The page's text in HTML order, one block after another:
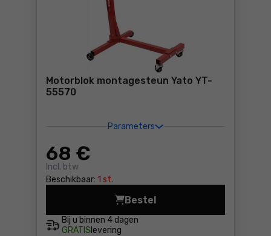
Motorblok montagesteun Yato YT-
55570
Parameters
68 €
Incl. btw
Beschikbaar: 1 st.
Bij u binnen 4 dagen
GRATIS levering
Bestel
Motorblok montagesteun